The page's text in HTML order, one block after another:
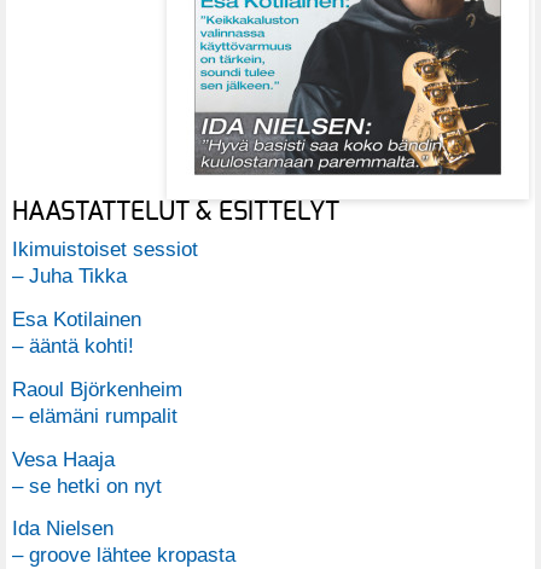
HAASTATTELUT & ESITTELYT
Ikimuistoiset sessiot
– Juha Tikka
Esa Kotilainen
– ääntä kohti!
Raoul Björkenheim
– elämäni rumpalit
Vesa Haaja
– se hetki on nyt
Ida Nielsen
– groove lähtee kropasta